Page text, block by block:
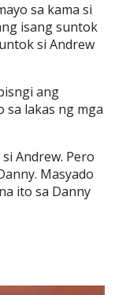
sa kama si
isang suntok
si Andrew
ang
sa lakas ng mga
Andrew. Pero
Masyado
ito sa Danny